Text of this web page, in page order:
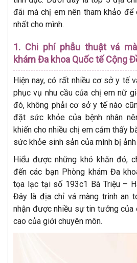
đãi mà chị em nên tham khảo
nhất cho mình.
1. Chi phí phẫu thuật vá
khám Đa khoa Quốc tế Cộng
Hiện nay, có rất nhiều cơ sở y tế
phục vụ nhu cầu của chị em nữ
đó, không phải cơ sở y tế nào
đặt sức khỏe của bệnh nhân
khiến cho nhiều chị em cảm thấy
sức khỏe sinh sản của mình bị
Hiểu được những khó khăn đó,
đến các bạn Phòng khám Đa
tọa lạc tại số 193c1 Bà Triệu –
Đây là địa chỉ vá màng trinh an
nhận được nhiều sự tin tưởng
cao của giới chuyên môn.